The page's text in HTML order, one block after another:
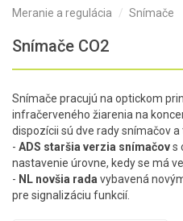
Meranie a regulácia Snímače
Snímače CO2
Snímače pracujú na optickom
infračerveného žiarenia na
dispozícii sú dve rady snímačov a
- ADS staršia verzia snímačovs
nastavenie úrovne, kedy se má
- NL novšia rada vybavená
pre signalizáciu funkcií.